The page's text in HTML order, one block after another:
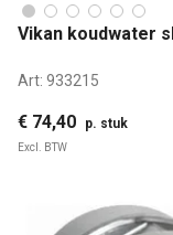
Vikan koudwater
Art: 933215
€ 74,40 p. stuk
Excl. BTW